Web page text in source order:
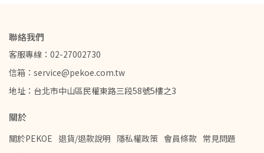
聯絡我們
客服專線：02-27002730
信箱：service@pekoe.com.tw
地址：台北市中山區民權東路三段58號5樓之3
關於
關於PEKOE 退貨/退款說明 隱私權政策 會員條款 常見問題